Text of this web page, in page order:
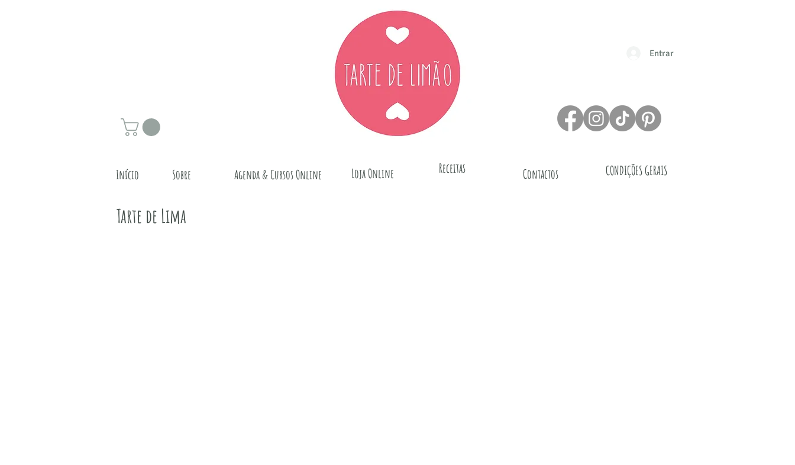
Entrar
Início Sobre Agenda & Cursos Online Loja Online Receitas Contactos CONDIÇÕES GERAIS
Tarte de Lima